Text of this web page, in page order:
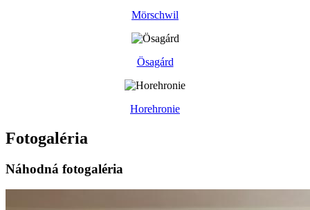
Mörschwil
Ösagárd
Horehronie
Fotogaléria
Náhodná fotogaléria